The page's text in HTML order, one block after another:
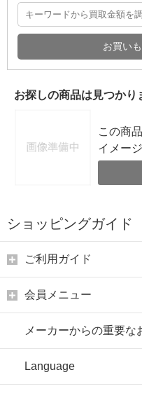
お買い
お探しの商品は見つかり
この商
イメー
ショッピングガイド
ご利用ガイド
会員メニュー
メーカーからの重要な
Language